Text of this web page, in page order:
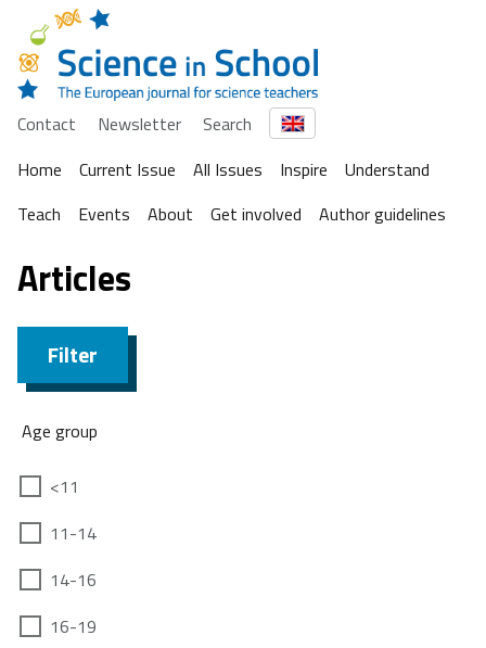
Contact Newsletter
Search
Home
Current Issue All Issues Inspire
Understand
Teach
Events About Get involved Author guidelines
Articles
Filter
Age group
<11
11-14
14-16
16-19